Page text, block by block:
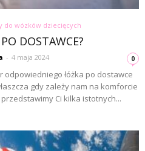
do wózków dziecięcych
DOSTAWCE?
- 4 maja 2024 0
odpowiedniego łóżka po dostawce
gdy zależy nam na komforcie
Ci kilka istotnych...